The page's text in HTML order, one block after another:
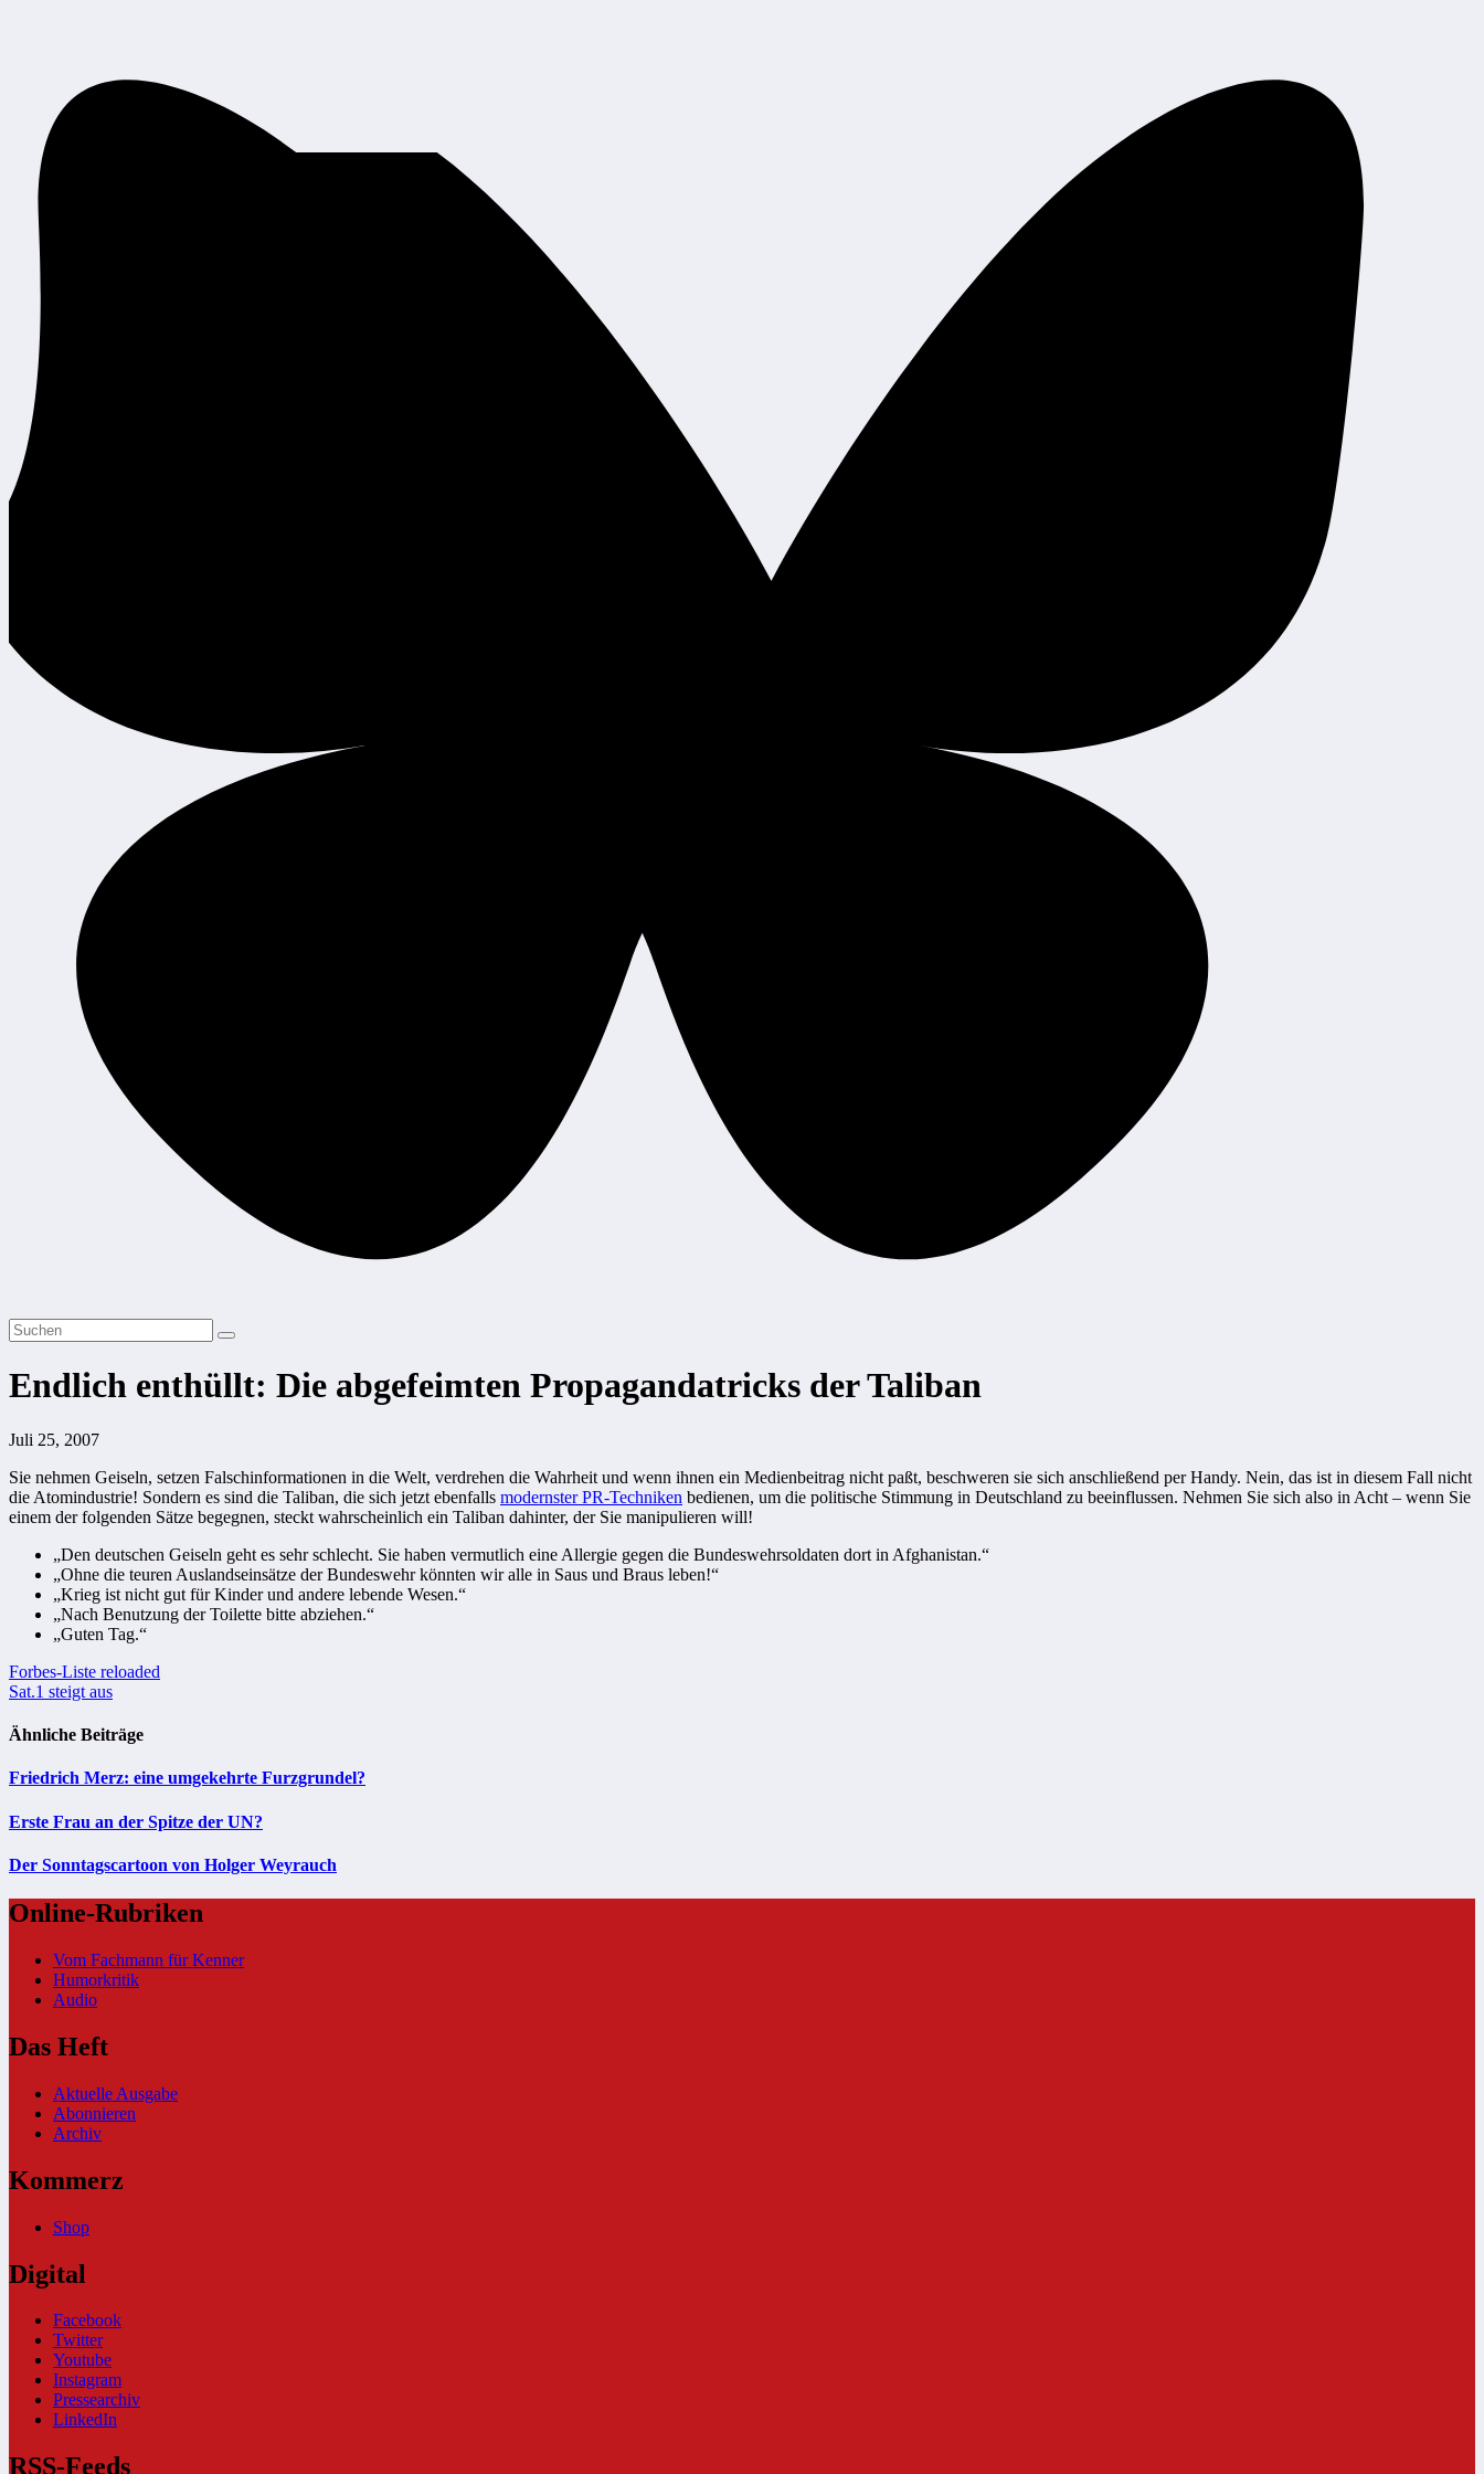
Endlich enthüllt: Die abgefeimten Propagandatricks der Taliban
Juli 25, 2007
Sie nehmen Geiseln, setzen Falschinformationen in die Welt, verdrehen die Wahrheit und wenn ihnen ein Medienbeitrag nicht paßt, beschweren sie sich anschließend per Handy. Nein, das ist in diesem Fall nicht
die Atomindustrie! Sondern es sind die Taliban, die sich jetzt ebenfalls modernster PR-Techniken bedienen, um die politische Stimmung in Deutschland zu beeinflussen. Nehmen Sie sich also in Acht – wenn Sie
einem der folgenden Sätze begegnen, steckt wahrscheinlich ein Taliban dahinter, der Sie manipulieren will!
„Den deutschen Geiseln geht es sehr schlecht. Sie haben vermutlich eine Allergie gegen die Bundeswehrsoldaten dort in Afghanistan.“
„Ohne die teuren Auslandseinsätze der Bundeswehr könnten wir alle in Saus und Braus leben!“
„Krieg ist nicht gut für Kinder und andere lebende Wesen.“
„Nach Benutzung der Toilette bitte abziehen.“
„Guten Tag.“
Beitragsnavigation
Forbes-Liste reloaded
Sat.1 steigt aus
Ähnliche Beiträge
Friedrich Merz: eine umgekehrte Furzgrundel?
Erste Frau an der Spitze der UN?
Der Sonntagscartoon von Holger Weyrauch
Online-Rubriken
Vom Fachmann für Kenner
Humorkritik
Audio
Das Heft
Aktuelle Ausgabe
Abonnieren
Archiv
Kommerz
Shop
Digital
Facebook
Twitter
Youtube
Instagram
Pressearchiv
LinkedIn
RSS-Feeds